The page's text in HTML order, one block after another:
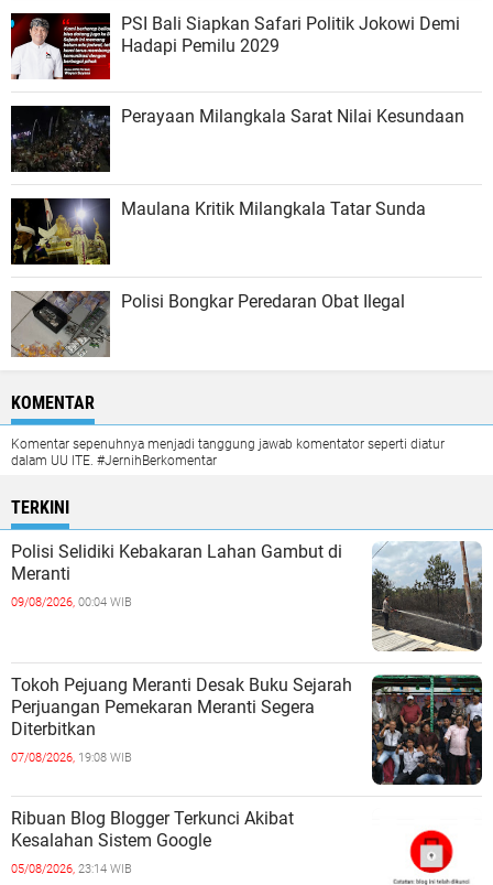
PSI Bali Siapkan Safari Politik Jokowi Demi
Hadapi Pemilu 2029
Perayaan Milangkala Sarat Nilai Kesundaan
Maulana Kritik Milangkala Tatar Sunda
Polisi Bongkar Peredaran Obat Ilegal
KOMENTAR
Komentar sepenuhnya menjadi tanggung jawab komentator seperti diatur
dalam UU ITE. #JernihBerkomentar
TERKINI
Polisi Selidiki Kebakaran Lahan Gambut di
Meranti
09/08/2026, 00:04 WIB
Tokoh Pejuang Meranti Desak Buku Sejarah
Perjuangan Pemekaran Meranti Segera
Diterbitkan
07/08/2026, 19:08 WIB
Ribuan Blog Blogger Terkunci Akibat
Kesalahan Sistem Google
05/08/2026, 23:14 WIB